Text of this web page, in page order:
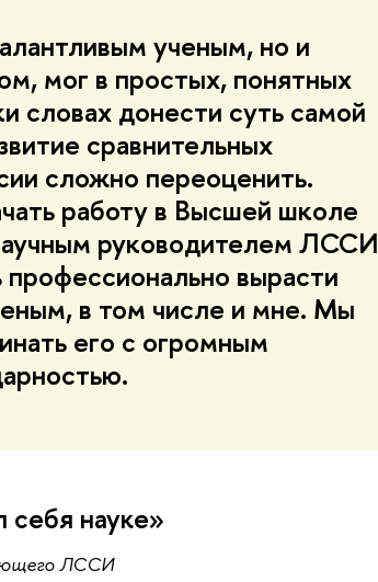
ученым, но и
мог в простых, понятных
словах донести суть самой
сравнительных
сложно переоценить.
работу в Высшей школе
руководителем ЛССИ
вырасти
в том числе и мне. Мы
его с огромным
науке»
ЛССИ